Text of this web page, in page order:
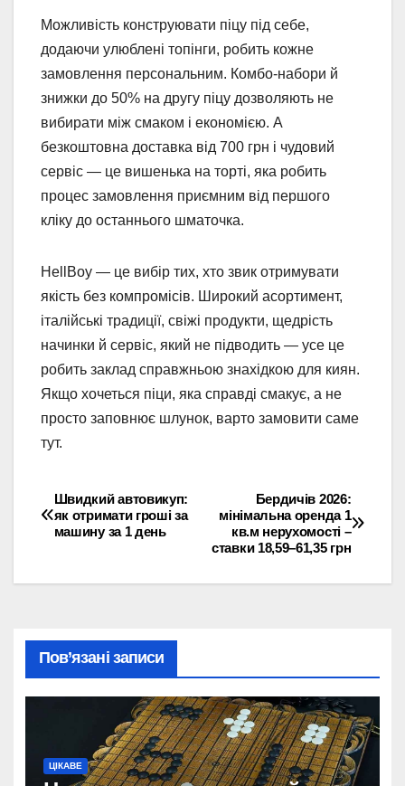
Можливість конструювати піцу під себе,
додаючи улюблені топінги, робить кожне
замовлення персональним. Комбо-набори й
знижки до 50% на другу піцу дозволяють не
вибирати між смаком і економією. А
безкоштовна доставка від 700 грн і чудовий
сервіс — це вишенька на торті, яка робить
процес замовлення приємним від першого
кліку до останнього шматочка.
HellBoy — це вибір тих, хто звик отримувати
якість без компромісів. Широкий асортимент,
італійські традиції, свіжі продукти, щедрість
начинки й сервіс, який не підводить — усе це
робить заклад справжньою знахідкою для киян.
Якщо хочеться піци, яка справді смакує, а не
просто заповнює шлунок, варто замовити саме
тут.
Навігація
записів
Бердичів 2026:
мінімальна оренда 1
кв.м нерухомості –
ставки 18,59–61,35 грн
Швидкий автовикуп:
як отримати гроші за
машину за 1 день
Пов’язані записи
ЦІКАВЕ